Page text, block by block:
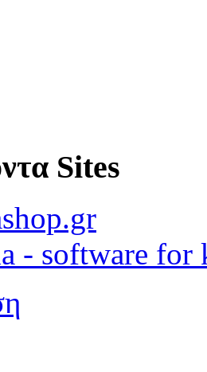
Sites
- software for